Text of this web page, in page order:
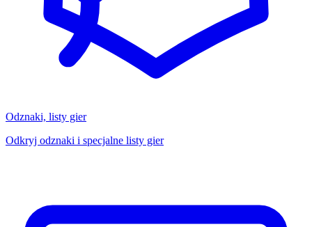
Odznaki, listy gier
Odkryj odznaki i specjalne listy gier